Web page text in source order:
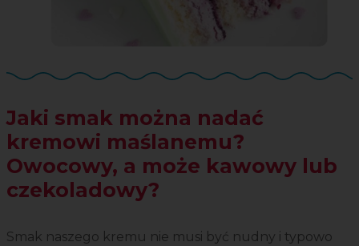
Jaki smak można nadać
kremowi maślanemu?
Owocowy, a może kawowy lub
czekoladowy?
Smak naszego kremu nie musi być nudny i typowo